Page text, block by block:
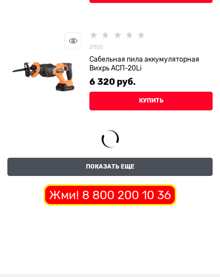
21555
Сабельная пила аккумуляторная
Вихрь АСП-20Li
6 320 руб.
КУПИТЬ
ПОКАЗАТЬ ЕЩЕ
Жми! 8 800 200 10 36